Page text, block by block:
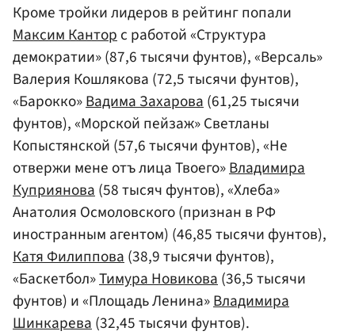
Кроме тройки лидеров в рейтинг попали
Максим Кантор с работой «Структура
демократии» (87,6 тысячи фунтов), «Версаль»
Валерия Кошлякова (72,5 тысячи фунтов),
«Барокко»Вадима Захарова (61,25 тысячи
фунтов), «Морской пейзаж» Светланы
Копыстянской (57,6 тысячи фунтов), «Не
отвержи мене отъ лица Твоего»Владимира
Куприянова (58 тысяч фунтов), «Хлеба»
Анатолия Осмоловского (признан в РФ
иностранным агентом) (46,85 тысячи фунтов),
Катя Филиппова (38,9 тысячи фунтов),
«Баскетбол»Тимура Новикова (36,5 тысячи
фунтов) и «Площадь Ленина»Владимира
Шинкарева (32,45 тысячи фунтов).